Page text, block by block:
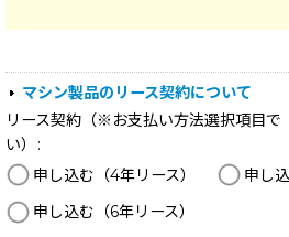
マシン製品のリース契約について
リース契約（※お支払い方法選択項目で
い）
:
申し込む（4年リース）
申し
申し込む（6年リース）